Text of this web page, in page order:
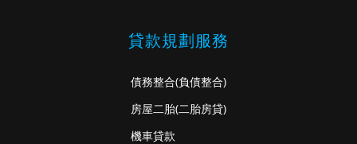
貸款規劃服務
債務整合(負債整合)
房屋二胎(二胎房貸)
機車貸款